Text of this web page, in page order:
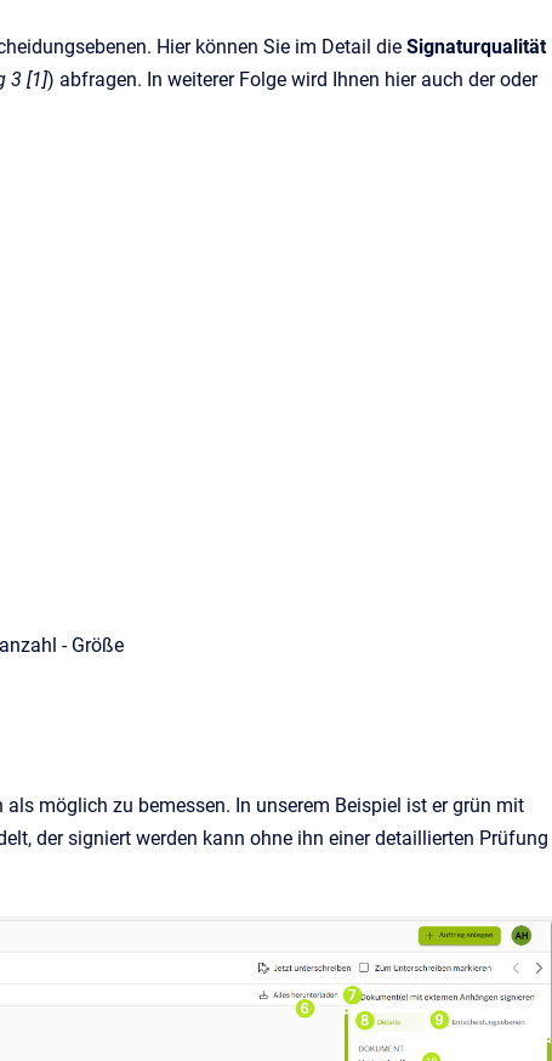
Hier können Sie im Detail die Signaturqualität
3 [1]) abfragen. In weiterer Folge wird Ihnen hier auch der oder
- Größe
möglich zu bemessen. In unserem Beispiel ist er grün mit
der signiert werden kann ohne ihn einer detaillierten Prüfung